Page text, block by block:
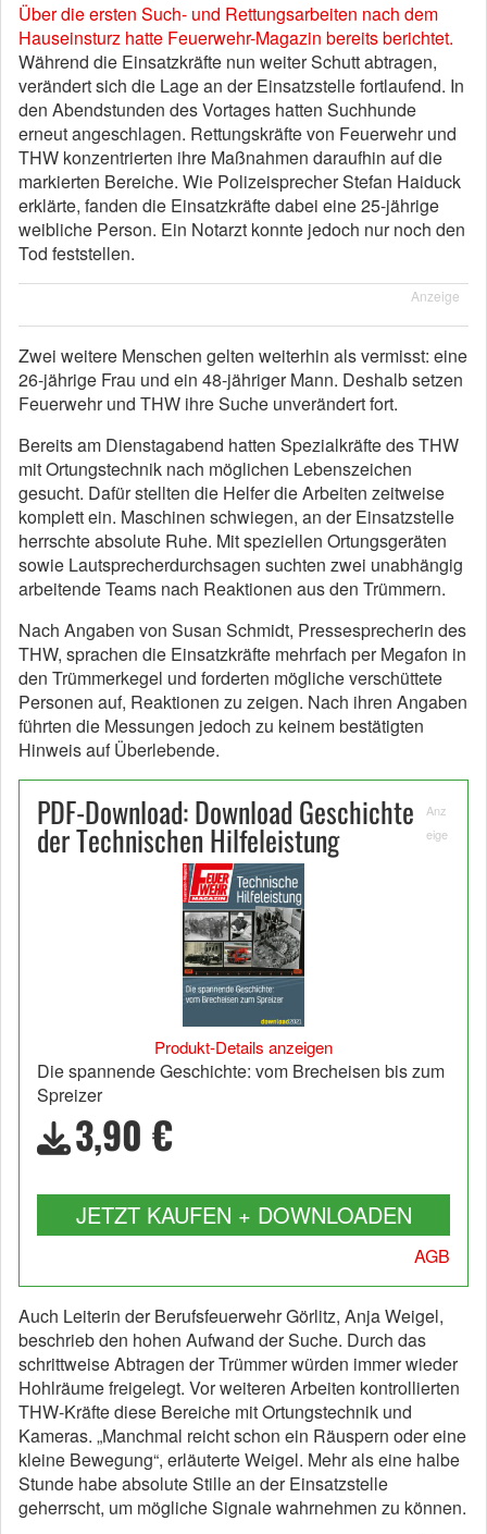
Über die ersten Such- und Rettungsarbeiten nach dem
Hauseinsturz hatte Feuerwehr-Magazin bereits berichtet.
Während die Einsatzkräfte nun weiter Schutt abtragen,
verändert sich die Lage an der Einsatzstelle fortlaufend. In
den Abendstunden des Vortages hatten Suchhunde
erneut angeschlagen. Rettungskräfte von Feuerwehr und
THW konzentrierten ihre Maßnahmen daraufhin auf die
markierten Bereiche. Wie Polizeisprecher Stefan Haiduck
erklärte, fanden die Einsatzkräfte dabei eine 25-jährige
weibliche Person. Ein Notarzt konnte jedoch nur noch den
Tod feststellen.
Anzeige
Zwei weitere Menschen gelten weiterhin als vermisst: eine
26-jährige Frau und ein 48-jähriger Mann. Deshalb setzen
Feuerwehr und THW ihre Suche unverändert fort.
Bereits am Dienstagabend hatten Spezialkräfte des THW
mit Ortungstechnik nach möglichen Lebenszeichen
gesucht. Dafür stellten die Helfer die Arbeiten zeitweise
komplett ein. Maschinen schwiegen, an der Einsatzstelle
herrschte absolute Ruhe. Mit speziellen Ortungsgeräten
sowie Lautsprecherdurchsagen suchten zwei unabhängig
arbeitende Teams nach Reaktionen aus den Trümmern.
Nach Angaben von Susan Schmidt, Pressesprecherin des
THW, sprachen die Einsatzkräfte mehrfach per Megafon in
den Trümmerkegel und forderten mögliche verschüttete
Personen auf, Reaktionen zu zeigen. Nach ihren Angaben
führten die Messungen jedoch zu keinem bestätigten
Hinweis auf Überlebende.
PDF-Download: Download Geschichte
der Technischen Hilfeleistung
Anz
eige
Produkt-Details anzeigen
Die spannende Geschichte: vom Brecheisen bis zum
Spreizer
3,90 €
JETZT KAUFEN + DOWNLOADEN
AGB
Auch Leiterin der Berufsfeuerwehr Görlitz, Anja Weigel,
beschrieb den hohen Aufwand der Suche. Durch das
schrittweise Abtragen der Trümmer würden immer wieder
Hohlräume freigelegt. Vor weiteren Arbeiten kontrollierten
THW-Kräfte diese Bereiche mit Ortungstechnik und
Kameras. „Manchmal reicht schon ein Räuspern oder eine
kleine Bewegung“, erläuterte Weigel. Mehr als eine halbe
Stunde habe absolute Stille an der Einsatzstelle
geherrscht, um mögliche Signale wahrnehmen zu können.